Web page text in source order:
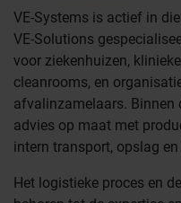
VE-Systems is actief in
VE-Solutions
voor ziekenhuizen,
cleanrooms, en
afvalinzamelaars. Binnen
advies op maat met
intern transport, opslag
Het logistieke proces en